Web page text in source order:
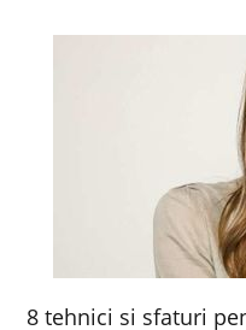
8 tehnici si sfaturi